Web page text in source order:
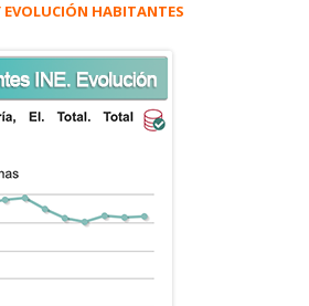
EVOLUCIÓN HABITANTES